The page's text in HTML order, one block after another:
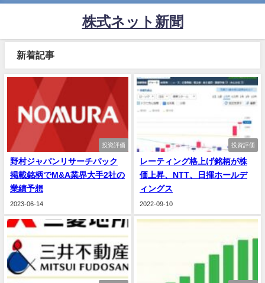
株式ネット新聞
新着記事
投資評価
野村ジャパンリサーチパック
掲載銘柄でM&A業界大手2社の
業績予想
2023-06-14
投資評価
レーティング格上げ銘柄が株
価上昇、NTT、日揮ホールデ
ィングス
2022-09-10